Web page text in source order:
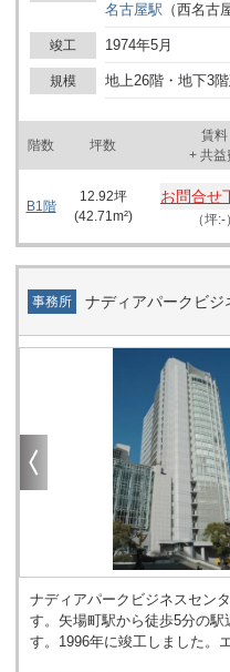
名古屋駅 （西名古
竣工 1974年5月
規模 地上26階・地下3
階数 坪数
賃料
+ 共益
B1階
12.92坪
(42.71m²)
お問合せ
（坪:-）
事務所 ナディアパークビジ
ナディアパークビジネスセン
す。矢場町駅から徒歩5分の
す。1996年に竣工しました。